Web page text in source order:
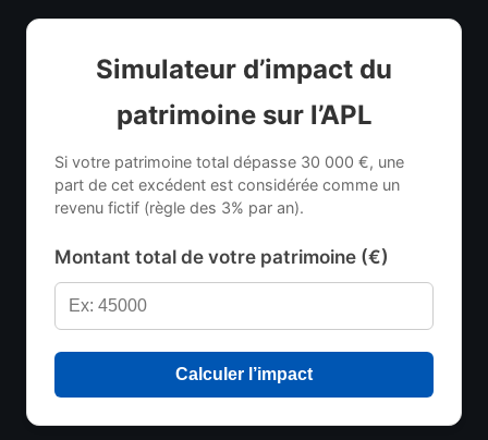
Simulateur d’impact du
patrimoine sur l’APL
Si votre patrimoine total dépasse 30 000 €, une
part de cet excédent est considérée comme un
revenu fictif (règle des 3% par an).
Montant total de votre patrimoine (€)
Calculer l’impact